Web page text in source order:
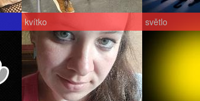
kvítko světlo